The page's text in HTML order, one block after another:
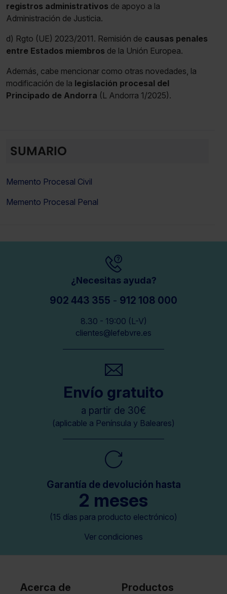
registros administrativos de apoyo a la
Administración de Justicia.
d) Rgto (UE) 2023/2011. Remisión de causas penales
entre Estados miembros de la Unión Europea.
Además, cabe mencionar como otras novedades, la
modificación de la legislación procesal del
Principado de Andorra (L Andorra 1/2025).
SUMARIO
Memento Procesal Civil
Memento Procesal Penal
¿Necesitas ayuda?
902 443 355 - 912 108 000
8.30 - 19:00 (L-V)
clientes@lefebvre.es
Envío gratuito
a partir de 30€
(aplicable a Península y Baleares)
Garantía de devolución hasta
2 meses
(15 días para producto electrónico)
Ver condiciones
Acerca de
Productos